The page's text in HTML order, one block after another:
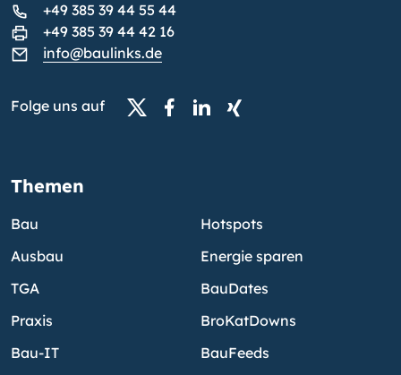
+49 385 39 44 55 44
+49 385 39 44 42 16
info@baulinks.de
Folge uns auf
Themen
Bau
Ausbau
TGA
Praxis
Bau-IT
Hotspots
Energie sparen
BauDates
BroKatDowns
BauFeeds